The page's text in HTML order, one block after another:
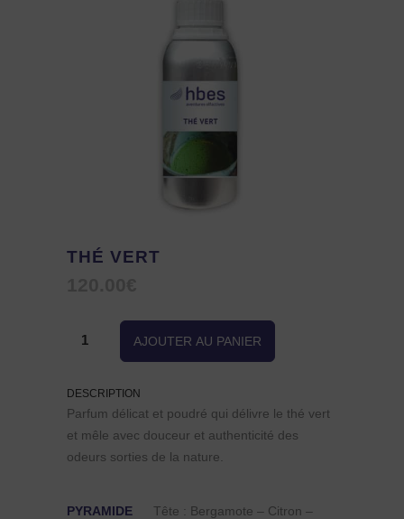
THÉ VERT
quantité
Thé
Vert
AJOUTER AU PANIER
DESCRIPTION
Parfum délicat et poudré qui délivre le thé vert
et mêle avec douceur et authenticité des
odeurs sorties de la nature.
PYRAMIDE
Tête : Bergamote – Citron –